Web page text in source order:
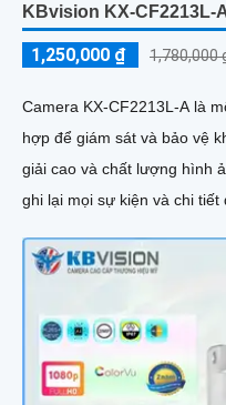
KBvision KX-CF2213L-
1,250,000 ₫ 1,780,000
Camera KX-CF2213L-A là
hợp để giám sát và bảo vệ không
giải cao và chất lượng hình
ghi lại mọi sự kiện và chi tiết